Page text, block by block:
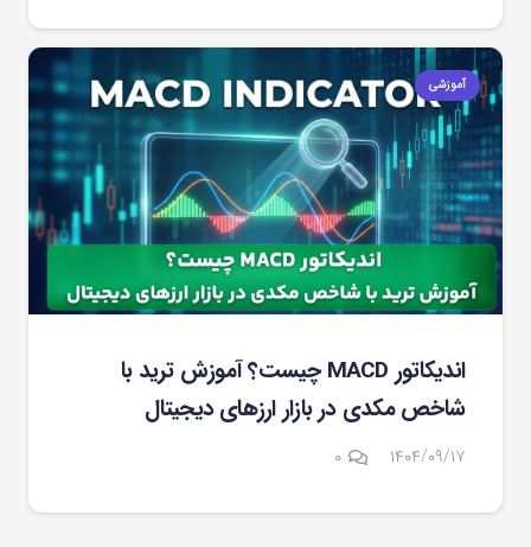
آموزشی
اندیکاتور MACD چیست؟ آموزش ترید با
شاخص مکدی در بازار ارزهای دیجیتال
۱۴۰۴/۰۹/۱۷ ۰